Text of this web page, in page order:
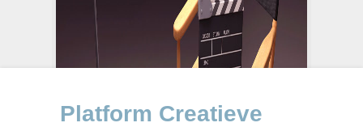
Platform Creatieve